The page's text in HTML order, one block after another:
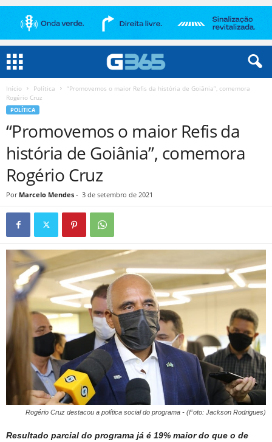
Início Política
“Promovemos o maior Refis da história de Goiânia”, comemora
Rogério Cruz
POLÍTICA
“Promovemos o maior Refis da
história de Goiânia”, comemora
Rogério Cruz
Por Marcelo Mendes - 3 de setembro de 2021
Rogério Cruz destacou a política social do programa - (Foto: Jackson Rodrigues)
Resultado parcial do programa já é 19% maior do que o de